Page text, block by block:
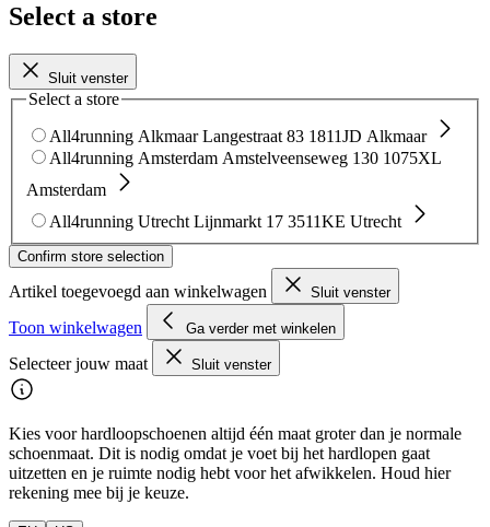
Select a store
Sluit venster
Select a store
All4running Alkmaar Langestraat 83 1811JD Alkmaar
All4running Amsterdam Amstelveenseweg 130 1075XL
Amsterdam
All4running Utrecht Lijnmarkt 17 3511KE Utrecht
Confirm store selection
Artikel toegevoegd aan winkelwagen Sluit venster
Toon winkelwagen Ga verder met winkelen
Selecteer jouw maat Sluit venster
Kies voor hardloopschoenen altijd één maat groter dan je normale
schoenmaat. Dit is nodig omdat je voet bij het hardlopen gaat
uitzetten en je ruimte nodig hebt voor het afwikkelen. Houd hier
rekening mee bij je keuze.